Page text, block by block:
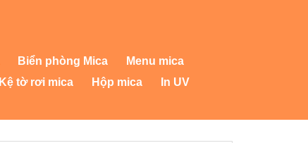
Biển phòng Mica
Menu mica
Kệ tờ rơi mica Hộp mica
In UV